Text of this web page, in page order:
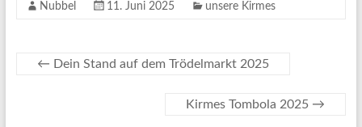
Nubbel 11. Juni 2025 unsere Kirmes
← Dein Stand auf dem Trödelmarkt 2025
Kirmes Tombola 2025 →